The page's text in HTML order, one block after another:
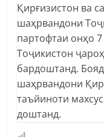
Қирғизистон ва
шаҳрвандони
партофтаи онҳо
Тоҷикистон
бардоштанд.
шаҳрвандони
таъйиноти
доштанд.